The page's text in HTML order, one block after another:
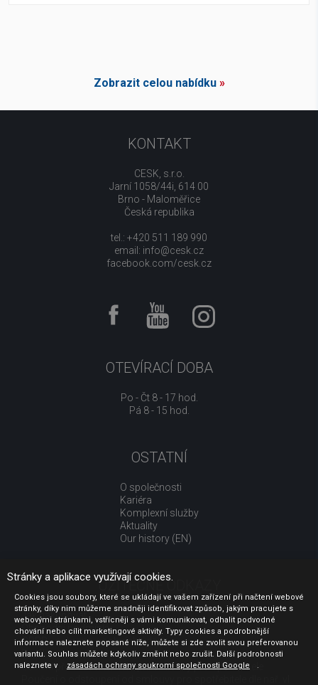
Zobrazit celou nabídku»
KONTAKT
CESK, s.r.o.
Jarní 1058/44i, 614 00
Brno - Maloměřice
Česká republika
tel.: +420 511 189 990
email: info@cesk.cz
facebook.com/cesk.cz
OTEVÍRACÍ DOBA
Po - Čt 8 - 17 hod.
Pá 8 - 15 hod.
OSTATNÍ
O společnosti
Kariéra
Komplexní služby
Aktuality
Our history (EN)
UŽITEČNÉ ODKAZY
Jak nakupovat
Obchodní podmínky
GDPR - ochrana osobních údajů
Profil zadavatele
Sdělení před uzavřením kupní smlouvy pro spotřebitele
Stránky a aplikace využívají cookies.
Cookies jsou soubory, které se ukládají ve vašem zařízení při načtení webové
stránky, díky nim můžeme snadněji identifikovat způsob, jakým pracujete s
webovými stránkami, vstřícněji s vámi komunikovat, odhalit podvodné
chování nebo cílit marketingové aktivity. Typy cookies a podrobnější
informace naleznete popsané níže, můžete si zde zvolit svou preferovanou
variantu. Souhlas můžete kdykoliv změnit nebo zrušit. Další podrobnosti
naleznete v
zásadách ochrany soukromí společnosti Google .